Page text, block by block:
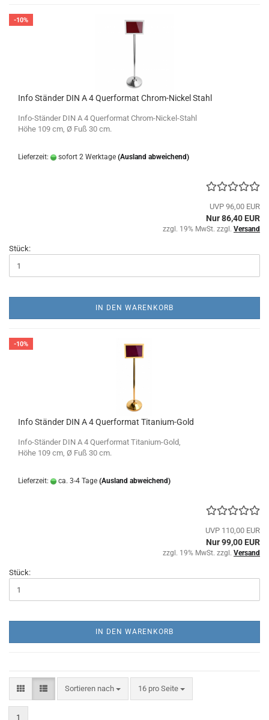
-10%
Info Ständer DIN A 4 Querformat Chrom-Nickel Stahl
Info-Ständer DIN A 4 Querformat Chrom-Nickel-Stahl
Höhe 109 cm, Ø Fuß 30 cm.
Lieferzeit: sofort 2 Werktage (Ausland abweichend)
UVP 96,00 EUR
Nur 86,40 EUR
zzgl. 19% MwSt. zzgl. Versand
Stück:
IN DEN WARENKORB
-10%
Info Ständer DIN A 4 Querformat Titanium-Gold
Info-Ständer DIN A 4 Querformat Titanium-Gold,
Höhe 109 cm, Ø Fuß 30 cm.
Lieferzeit: ca. 3-4 Tage (Ausland abweichend)
UVP 110,00 EUR
Nur 99,00 EUR
zzgl. 19% MwSt. zzgl. Versand
Stück:
IN DEN WARENKORB
Sortieren nach
Sortieren nach 16 pro Seite
pro Seite
1